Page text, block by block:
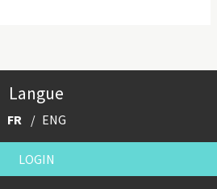
Langue
FR ENG
LOGIN